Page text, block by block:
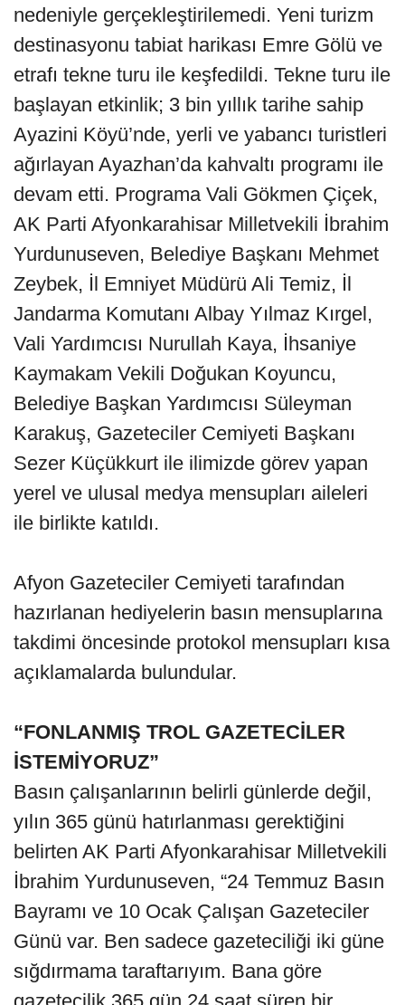
nedeniyle gerçekleştirilemedi. Yeni turizm
destinasyonu tabiat harikası Emre Gölü ve
etrafı tekne turu ile keşfedildi. Tekne turu ile
başlayan etkinlik; 3 bin yıllık tarihe sahip
Ayazini Köyü’nde, yerli ve yabancı turistleri
ağırlayan Ayazhan’da kahvaltı programı ile
devam etti. Programa Vali Gökmen Çiçek,
AK Parti Afyonkarahisar Milletvekili İbrahim
Yurdunuseven, Belediye Başkanı Mehmet
Zeybek, İl Emniyet Müdürü Ali Temiz, İl
Jandarma Komutanı Albay Yılmaz Kırgel,
Vali Yardımcısı Nurullah Kaya, İhsaniye
Kaymakam Vekili Doğukan Koyuncu,
Belediye Başkan Yardımcısı Süleyman
Karakuş, Gazeteciler Cemiyeti Başkanı
Sezer Küçükkurt ile ilimizde görev yapan
yerel ve ulusal medya mensupları aileleri
ile birlikte katıldı.
Afyon Gazeteciler Cemiyeti tarafından
hazırlanan hediyelerin basın mensuplarına
takdimi öncesinde protokol mensupları kısa
açıklamalarda bulundular.
“FONLANMIŞ TROL GAZETECİLER
İSTEMİYORUZ”
Basın çalışanlarının belirli günlerde değil,
yılın 365 günü hatırlanması gerektiğini
belirten AK Parti Afyonkarahisar Milletvekili
İbrahim Yurdunuseven, “24 Temmuz Basın
Bayramı ve 10 Ocak Çalışan Gazeteciler
Günü var. Ben sadece gazeteciliği iki güne
sığdırmama taraftarıyım. Bana göre